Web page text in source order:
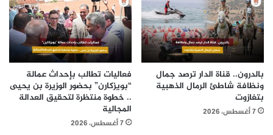
بالدرون.. قناة الدار ترصد جمال
ونظافة شاطئ الرمال الذهبية
بتغازوت
7 أغسطس، 2026
فعاليات تطالب بإحداث عمالة
“بويزكارن” بحضور الوزيرة بن يحيى
.. خطوة منتظرة لتحقيق العدالة
المجالية
7 أغسطس، 2026